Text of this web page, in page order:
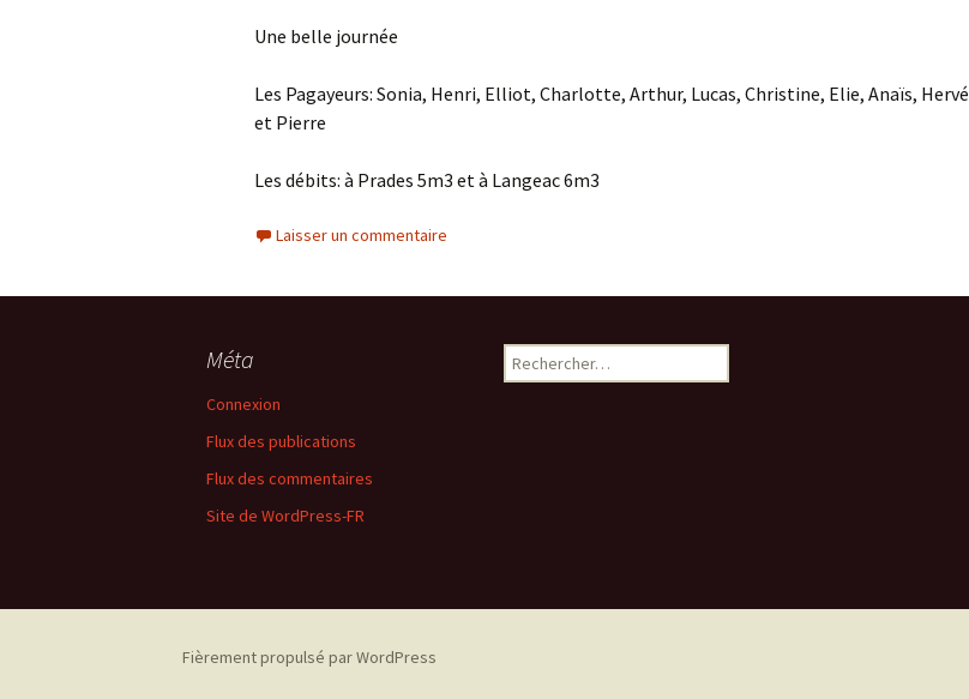
Une belle journée
Les Pagayeurs: Sonia, Henri, Elliot, Charlotte, Arthur, Lucas, Christine, Elie, Anaïs, Hervé
et Pierre
Les débits: à Prades 5m3 et à Langeac 6m3
Laisser un commentaire
Méta
Connexion
Flux des publications
Flux des commentaires
Site de WordPress-FR
Rechercher :
Fièrement propulsé par WordPress